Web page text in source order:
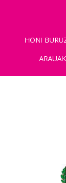
HONI
ARAUAK